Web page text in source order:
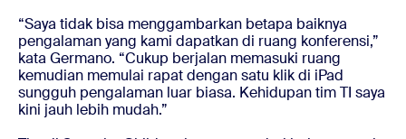
“Saya tidak bisa menggambarkan betapa baiknya
pengalaman yang kami dapatkan di ruang konferensi,”
kata Germano. “Cukup berjalan memasuki ruang
kemudian memulai rapat dengan satu klik di iPad
sungguh pengalaman luar biasa. Kehidupan tim TI saya
kini jauh lebih mudah.”